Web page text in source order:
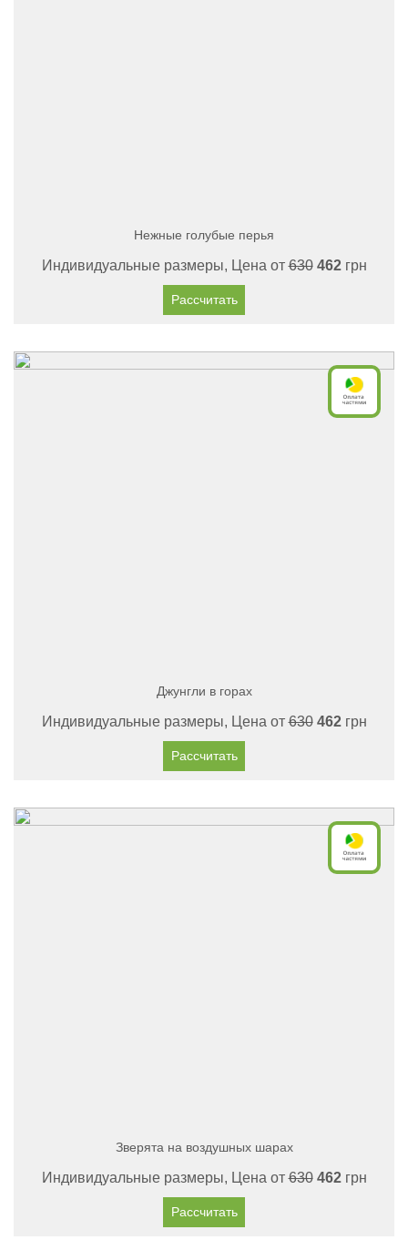
Нежные голубые перья
Индивидуальные размеры, Цена от630 462грн
Рассчитать
Джунгли в горах
Индивидуальные размеры, Цена от630 462грн
Рассчитать
Зверята на воздушных шарах
Индивидуальные размеры, Цена от630 462грн
Рассчитать